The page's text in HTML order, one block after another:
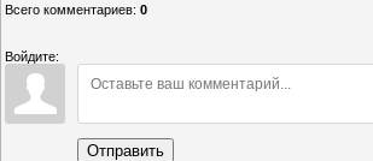
Всего комментариев: 0
Войдите:
Отправить